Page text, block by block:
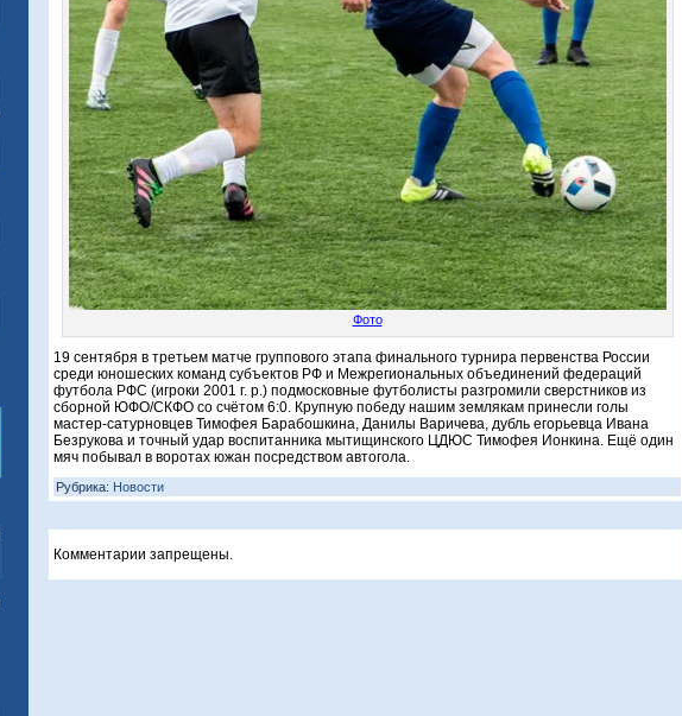
Фото
19 сентября в третьем матче группового этапа финального турнира первенства России
среди юношеских команд субъектов РФ и Межрегиональных объединений федераций
футбола РФС (игроки 2001 г. р.) подмосковные футболисты разгромили сверстников из
сборной ЮФО/СКФО со счётом 6:0. Крупную победу нашим землякам принесли голы
мастер-сатурновцев Тимофея Барабошкина, Данилы Варичева, дубль егорьевца Ивана
Безрукова и точный удар воспитанника мытищинского ЦДЮС Тимофея Ионкина. Ещё один
мяч побывал в воротах южан посредством автогола.
Рубрика: Новости
Комментарии запрещены.